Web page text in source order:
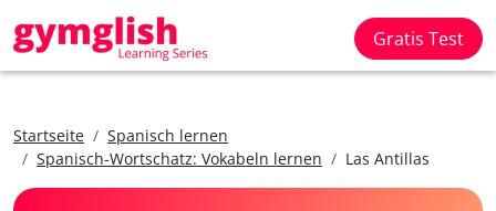
Gratis Test
Startseite
Spanisch lernen
Spanisch-Wortschatz: Vokabeln lernen
Las Antillas